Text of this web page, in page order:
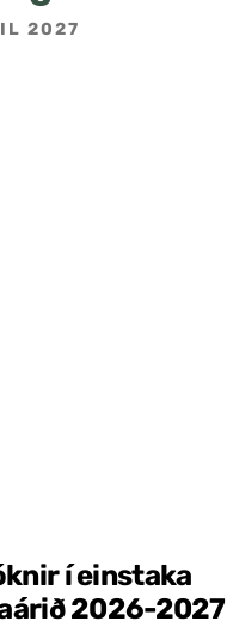
2027
í einstaka
2026-2027